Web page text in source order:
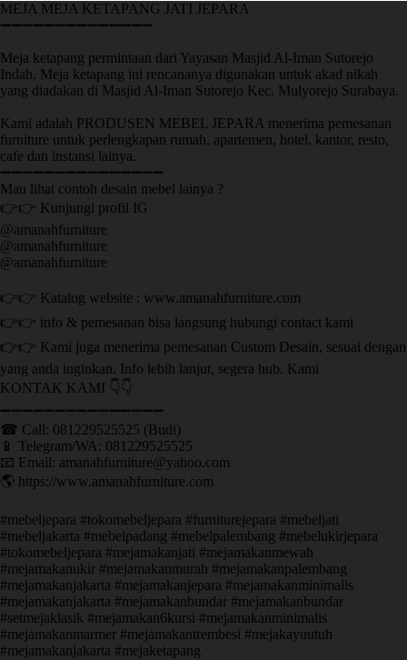
MEJA MEJA KETAPANG JATI JEPARA
➖➖➖➖➖➖➖➖➖➖➖➖➖➖
Meja ketapang permintaan dari Yayasan Masjid Al-Iman Sutorejo
Indah. Meja ketapang ini rencananya digunakan untuk akad nikah
yang diadakan di Masjid Al-Iman Sutorejo Kec. Mulyorejo Surabaya.
Kami adalah PRODUSEN MEBEL JEPARA menerima pemesanan
furniture untuk perlengkapan rumah, apartemen, hotel, kantor, resto,
cafe dan instansi lainya.
➖➖➖➖➖➖➖➖➖➖➖➖➖➖➖
Mau lihat contoh desain mebel lainya ?
👉👉 Kunjungi profil IG
@amanahfurniture
@amanahfurniture
@amanahfurniture
👉👉 Katalog website : www.amanahfurniture.com
👉👉 info & pemesanan bisa langsung hubungi contact kami
👉👉 Kami juga menerima pemesanan Custom Desain, sesuai dengan
yang anda inginkan. Info lebih lanjut, segera hub. Kami
KONTAK KAMI 👇👇
➖➖➖➖➖➖➖➖➖➖➖➖➖➖➖ ㅤ
☎ Call: 081229525525 (Budi)
📱 Telegram/WA: 081229525525
📧 Email: amanahfurniture@yahoo.com
🌎 https://www.amanahfurniture.com
#mebeljepara #tokomebeljepara #furniturejepara #mebeljati
#mebeljakarta #mebelpadang #mebelpalembang #mebelukirjepara
#tokomebeljepara #mejamakanjati #mejamakanmewah
#mejamakanukir #mejamakanmurah #mejamakanpalembang
#mejamakanjakarta #mejamakanjepara #mejamakanminimalis
#mejamakanjakarta #mejamakanbundar #mejamakanbundar
#setmejaklasik #mejamakan6kursi #mejamakanminimalis
#mejamakanmarmer #mejamakantrembesi #mejakayuutuh
#mejamakanjakarta #mejaketapang